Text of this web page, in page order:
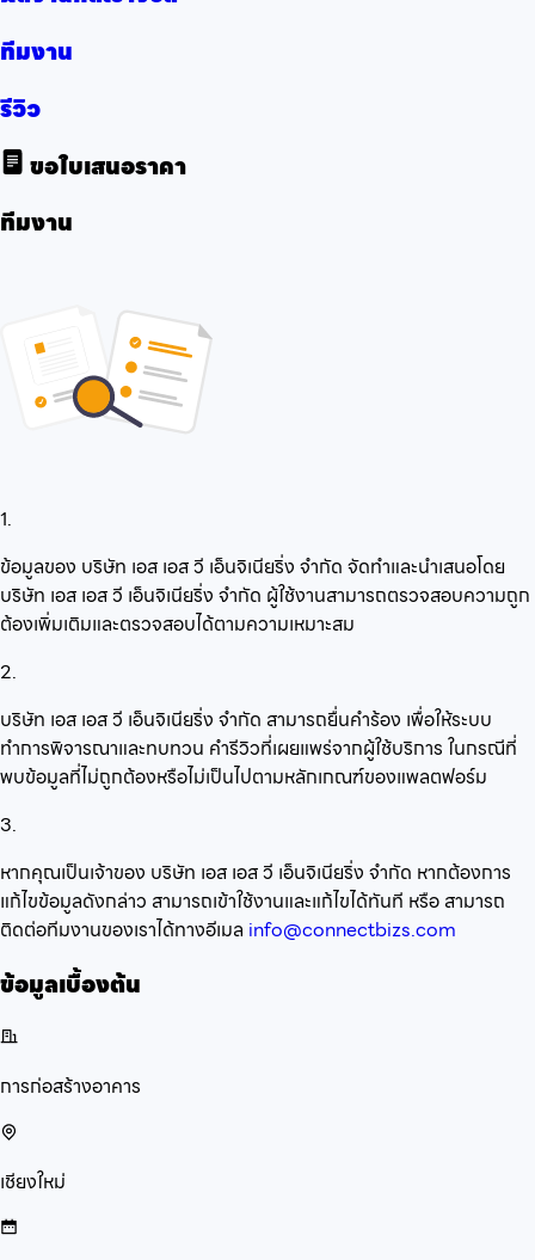
ทีมงาน
รีวิว
ขอใบเสนอราคา
ทีมงาน
1.
ข้อมูลของ บริษัท เอส เอส วี เอ็นจิเนียริ่ง จำกัด จัดทำและนำเสนอโดย
บริษัท เอส เอส วี เอ็นจิเนียริ่ง จำกัด ผู้ใช้งานสามารถตรวจสอบความถูก
ต้องเพิ่มเติมและตรวจสอบได้ตามความเหมาะสม
2.
บริษัท เอส เอส วี เอ็นจิเนียริ่ง จำกัด สามารถยื่นคำร้อง เพื่อให้ระบบ
ทำการพิจารณาและทบทวน คำรีวิวที่เผยแพร่จากผู้ใช้บริการ ในกรณีที่
พบข้อมูลที่ไม่ถูกต้องหรือไม่เป็นไปตามหลักเกณฑ์ของแพลตฟอร์ม
3.
หากคุณเป็นเจ้าของ บริษัท เอส เอส วี เอ็นจิเนียริ่ง จำกัด หากต้องการ
แก้ไขข้อมูลดังกล่าว สามารถเข้าใช้งานและแก้ไขได้ทันที หรือ สามารถ
ติดต่อทีมงานของเราได้ทางอีเมล info@connectbizs.com
ข้อมูลเบื้องต้น
การก่อสร้างอาคาร
เชียงใหม่